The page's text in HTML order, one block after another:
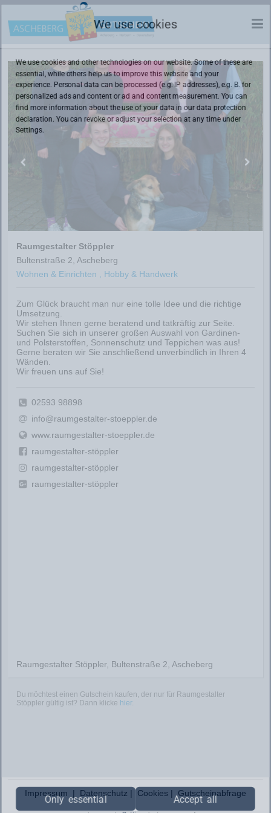
Raumgestalter Stöppler
Bultenstraße 2, Ascheberg
Wohnen & Einrichten , Hobby & Handwerk
Zum Glück braucht man nur eine tolle Idee und die richtige
Umsetzung.
Wir stehen Ihnen gerne beratend und tatkräftig zur Seite.
Suchen Sie sich in unserer großen Auswahl von Gardinen-
und Polsterstoffen, Sonnenschutz und Teppichen was aus!
Gerne beraten wir Sie anschließend unverbindlich in Ihren 4
Wänden.
Wir freuen uns auf Sie!
02593 98898
info@raumgestalter-stoeppler.de
www.raumgestalter-stoeppler.de
raumgestalter-stöppler
raumgestalter-stöppler
raumgestalter-stöppler
Raumgestalter Stöppler, Bultenstraße 2, Ascheberg
Du möchtest einen Gutschein kaufen, der nur für Raumgestalter
Stöppler gültig ist? Dann klicke hier.
Impressum | Datenschutz | Cookies | Gutscheinabfrage
We use cookies
We use cookies and other technologies on our website. Some of these are
essential, while others help us to improve this website and your
experience. Personal data can be processed (e.g. IP addresses), e.g. B. for
personalized ads and content or ad and content measurement. You can
find more information about the use of your data in our data protection
declaration. You can revoke or adjust your selection at any time under
Settings.
Only essential Accept all